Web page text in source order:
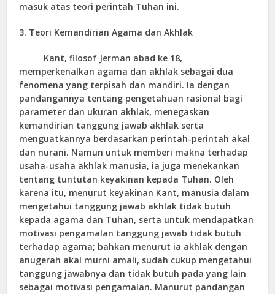
masuk atas teori perintah Tuhan ini.
3. Teori Kemandirian Agama dan Akhlak
Kant, filosof Jerman abad ke 18,
memperkenalkan agama dan akhlak sebagai dua
fenomena yang terpisah dan mandiri. Ia dengan
pandangannya tentang pengetahuan rasional bagi
parameter dan ukuran akhlak, menegaskan
kemandirian tanggung jawab akhlak serta
menguatkannya berdasarkan perintah-perintah akal
dan nurani. Namun untuk memberi makna terhadap
usaha-usaha akhlak manusia, ia juga menekankan
tentang tuntutan keyakinan kepada Tuhan. Oleh
karena itu, menurut keyakinan Kant, manusia dalam
mengetahui tanggung jawab akhlak tidak butuh
kepada agama dan Tuhan, serta untuk mendapatkan
motivasi pengamalan tanggung jawab tidak butuh
terhadap agama; bahkan menurut ia akhlak dengan
anugerah akal murni amali, sudah cukup mengetahui
tanggung jawabnya dan tidak butuh pada yang lain
sebagai motivasi pengamalan. Manurut pandangan